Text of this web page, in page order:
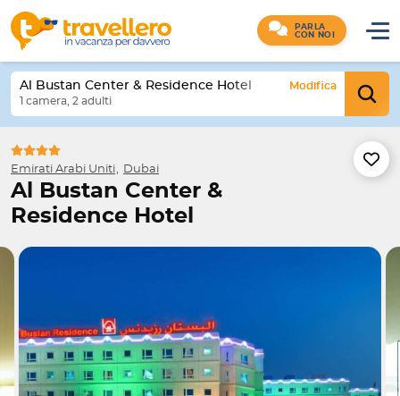
PARLA
CON NOI
Al Bustan Center & Residence Hotel
Modifica
1 camera, 2 adulti
Emirati Arabi Uniti Dubai
Al Bustan Center &
Residence Hotel